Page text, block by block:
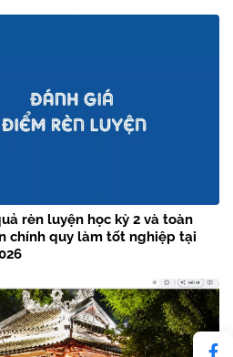
rèn luyện học kỳ 2 và toàn
chính quy làm tốt nghiệp tại